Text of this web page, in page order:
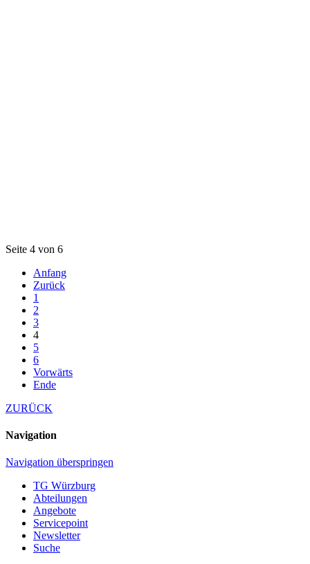
Seite 4 von 6
Anfang
Zurück
1
2
3
4
5
6
Vorwärts
Ende
ZURÜCK
Navigation
Navigation überspringen
TG Würzburg
Abteilungen
Angebote
Servicepoint
Newsletter
Suche